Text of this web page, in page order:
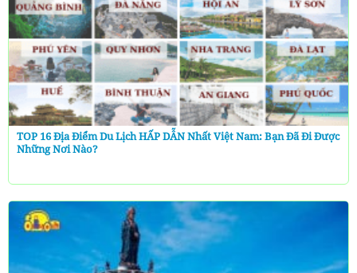
TOP 16 Địa Điểm Du Lịch HẤP DẪN Nhất Việt Nam: Bạn Đã Đi Được
Những Nơi Nào?